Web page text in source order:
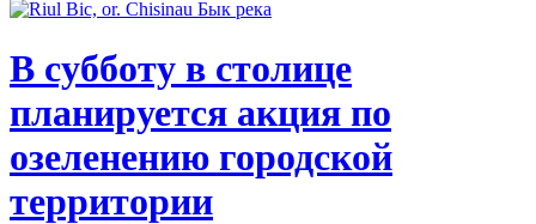
В субботу в столице
планируется акция по
озеленению городской
территории